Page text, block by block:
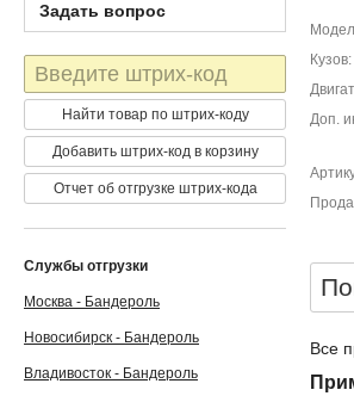
Кузов
Доп.
Все
Задать вопрос
Штрих-
код
Найти товар по штрих-коду
Добавить штрих-код в корзину
Отчет об отгрузке штрих-кода
Службы отгрузки
Москва - Бандероль
Новосибирск - Бандероль
Владивосток - Бандероль